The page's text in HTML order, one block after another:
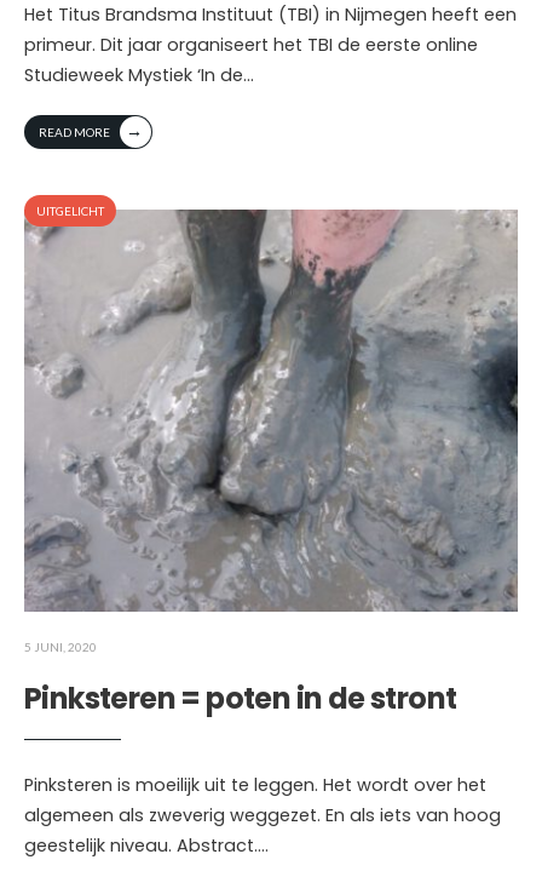
Het Titus Brandsma Instituut (TBI) in Nijmegen heeft een
primeur. Dit jaar organiseert het TBI de eerste online
Studieweek Mystiek ‘In de...
READ MORE →
UITGELICHT
5 JUNI, 2020
Pinksteren = poten in de stront
Pinksteren is moeilijk uit te leggen. Het wordt over het
algemeen als zweverig weggezet. En als iets van hoog
geestelijk niveau. Abstract....